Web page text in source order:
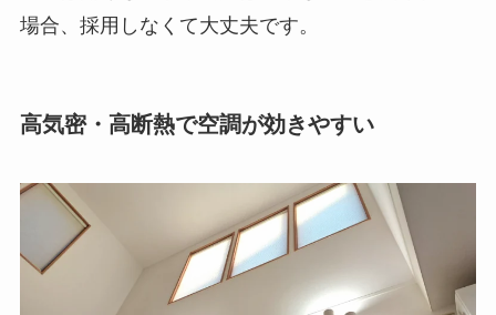
場合、採用しなくて大丈夫です。
高気密・高断熱で空調が効きやすい